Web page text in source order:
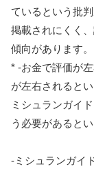
ているという批
掲載されにくく
傾向があります。
* -お金で評価が
が左右されると
ミシュランガイ
う必要があると
-ミシュランガイ